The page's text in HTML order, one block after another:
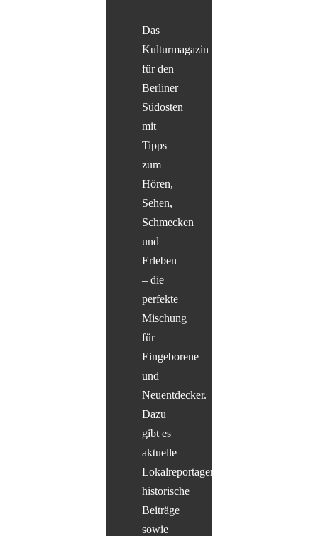
Das
Kulturmagazin
für den
Berliner
Südosten
mit
Tipps
zum
Hören,
Sehen,
Schmecken
und
Erleben
– die
perfekte
Mischung
für
Eingeborene
und
Neuentdecker.
Dazu
gibt es
aktuelle
Lokalreportagen,
historische
Beiträge
sowie